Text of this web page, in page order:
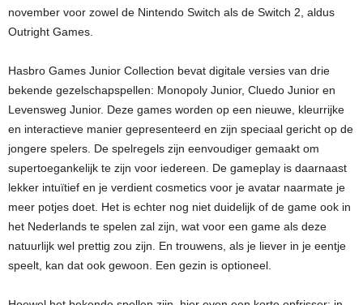
november voor zowel de Nintendo Switch als de Switch 2, aldus
Outright Games.
Hasbro Games Junior Collection bevat digitale versies van drie
bekende gezelschapspellen: Monopoly Junior, Cluedo Junior en
Levensweg Junior. Deze games worden op een nieuwe, kleurrijke
en interactieve manier gepresenteerd en zijn speciaal gericht op de
jongere spelers. De spelregels zijn eenvoudiger gemaakt om
supertoegankelijk te zijn voor iedereen. De gameplay is daarnaast
lekker intuïtief en je verdient cosmetics voor je avatar naarmate je
meer potjes doet. Het is echter nog niet duidelijk of de game ook in
het Nederlands te spelen zal zijn, wat voor een game als deze
natuurlijk wel prettig zou zijn. En trouwens, als je liever in je eentje
speelt, kan dat ook gewoon. Een gezin is optioneel.